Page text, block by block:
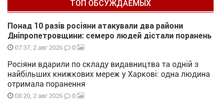
ТОП ОБСУЖДАЕМЫХ
Понад 10 разів росіяни атакували два райони
Дніпропетровщини: семеро людей дістали поранень
07:37, 2 авг 2026 0
Росіяни вдарили по складу видавництва та одній з
найбільших книжкових мереж у Харкові: одна людина
отримала поранення
08:20, 2 авг 2026 0